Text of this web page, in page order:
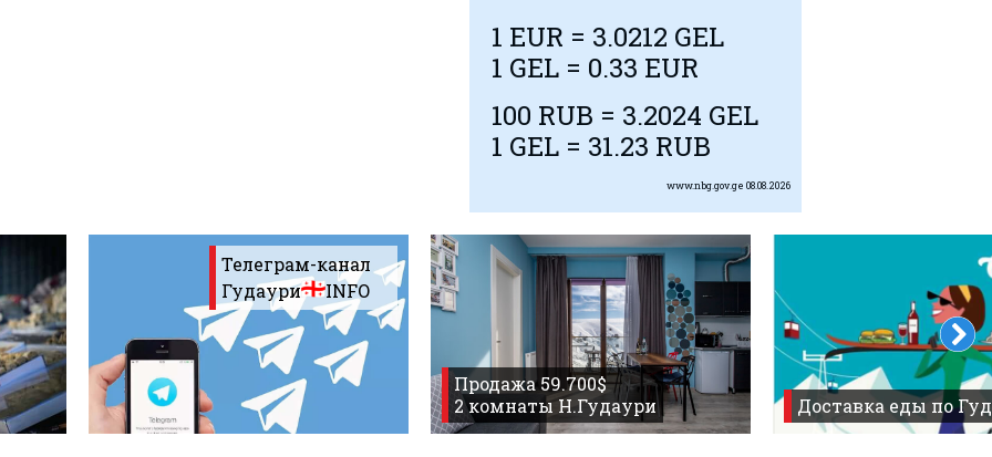
1 EUR = 3.0212 GEL
1 GEL = 0.33 EUR
100 RUB = 3.2024 GEL
1 GEL = 31.23 RUB
www.nbg.gov.ge 08.08.2026
Телеграм-канал
Гудаури
INFO
Продажа 59.700$
2 комнаты Н.Гудаури
Доставка еды по